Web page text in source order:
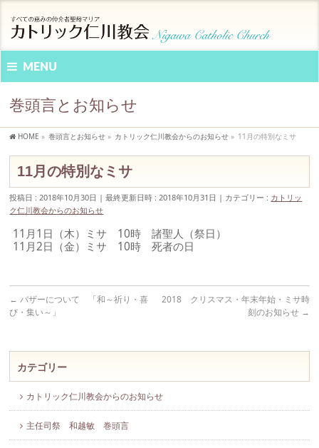
MENU
巻頭言とお知らせ
HOME » 巻頭言とお知らせ » カトリック仁川教会からのお知らせ » 11月の特別なミサ
11月の特別なミサ
投稿日 : 2018年10月30日 最終更新日時 : 2018年10月31日 カテゴリー : カトリッ
ク仁川教会からのお知らせ
11月1日（木）ミサ 10時 諸聖人（祭日）
11月2日（金）ミサ 10時 死者の日
← バザーについて 「和～祈り・喜
び・集い～」
2018 クリスマス・年末年始・ミサ時
刻のお知らせ →
カテゴリー
カトリック仁川教会からのお知らせ
主任司祭 和越敏 巻頭言